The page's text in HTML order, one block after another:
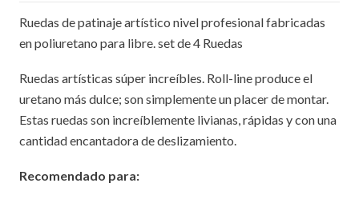
Ruedas de patinaje artístico nivel profesional fabricadas
en poliuretano para libre. set de 4 Ruedas
Ruedas artísticas súper increíbles. Roll-line produce el
uretano más dulce; son simplemente un placer de montar.
Estas ruedas son increíblemente livianas, rápidas y con una
cantidad encantadora de deslizamiento.
Recomendado para: